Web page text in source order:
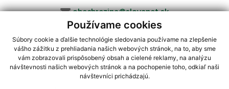
Používame cookies
Súbory cookie a ďalšie technológie sledovania používame na zlepšenie
vášho zážitku z prehliadania našich webových stránok, na to, aby sme
vám zobrazovali prispôsobený obsah a cielené reklamy, na analýzu
návštevnosti našich webových stránok a na pochopenie toho, odkiaľ naši
návštevníci prichádzajú.
obecbrezina@slovanet.sk
využite možnosť získavania aktuálnych informácií s využitím RSS
CMS systém (redakčný) systém ECHELON 2,Mapa stránok,web portál
webex.digital, s.r.o.,domény,registrácia domény